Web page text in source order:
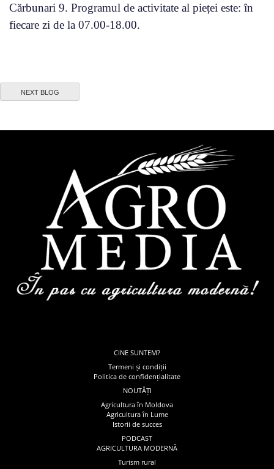
Cărbunari 9. Programul de activitate al pieței este: în
fiecare zi de la 07.00-18.00.
NEXT BLOG
CINE SUNTEM?
Termeni și condiții
Politica de confidențialitate
NOUTĂȚI
Agricultura în Moldova
Agricultura în Lume
Istorii de succes
PODCAST
AGRICULTURA MODERNĂ
Turism rural